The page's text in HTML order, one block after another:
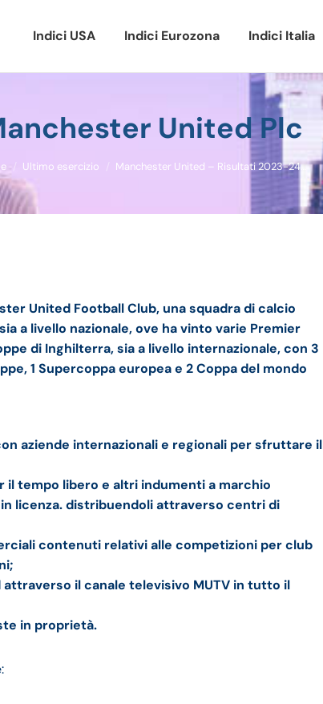
Indici USA Indici Eurozona Indici Italia
United Plc
Tu sei qui:
Ultimo esercizio Manchester United – Risultati 2023-24…
United Football Club, una squadra di calcio
a livello nazionale, ove ha vinto varie Premier
di Inghilterra, sia a livello internazionale, con 3
1 Supercoppa europea e 2 Coppa del mondo
aziende internazionali e regionali per sfruttare il
il tempo libero e altri indumenti a marchio
licenza. distribuendoli attraverso centri di
contenuti relativi alle competizioni per club
il canale televisivo MUTV in tutto il
in proprietà.